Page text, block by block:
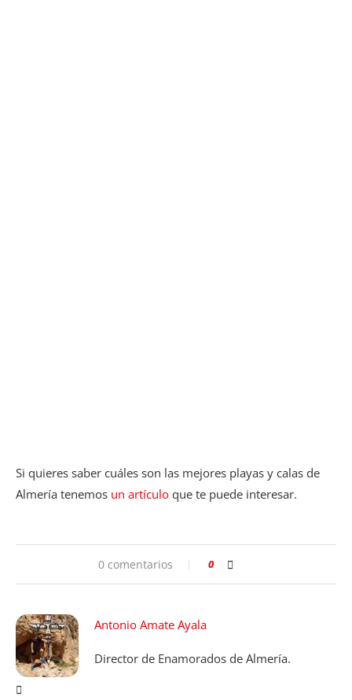
Si quieres saber cuáles son las mejores playas y calas de
Almería tenemos un artículo que te puede interesar.
0 comentarios 0
Antonio Amate Ayala
Director de Enamorados de Almería.